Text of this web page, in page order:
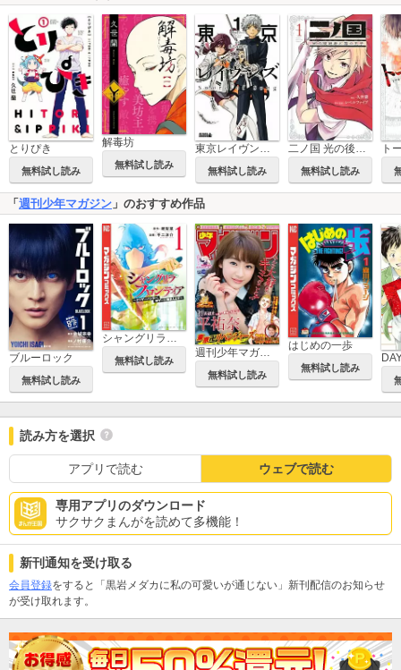
とりぴき
無料試し読み
解毒坊
無料試し読み
東京レイヴンズ Sword of Song
無料試し読み
二ノ国 光の後継者と猫の王子
無料試し読み
「 週刊少年マガジン 」のおすすめ作品
ブルーロック
無料試し読み
シャングリラ・フロンティア ～クソゲーハンター、神ゲーに挑まんとす～
無料試し読み
週刊少年マガジン
無料試し読み
はじめの一歩
無料試し読み
読み方を選択
アプリで読む ウェブで読む
専用アプリのダウンロード
サクサクまんがを読めて多機能！
新刊通知を受け取る
会員登録をすると「黒岩メダカに私の可愛いが通じない」新刊配信のお知らせ
が受け取れます。